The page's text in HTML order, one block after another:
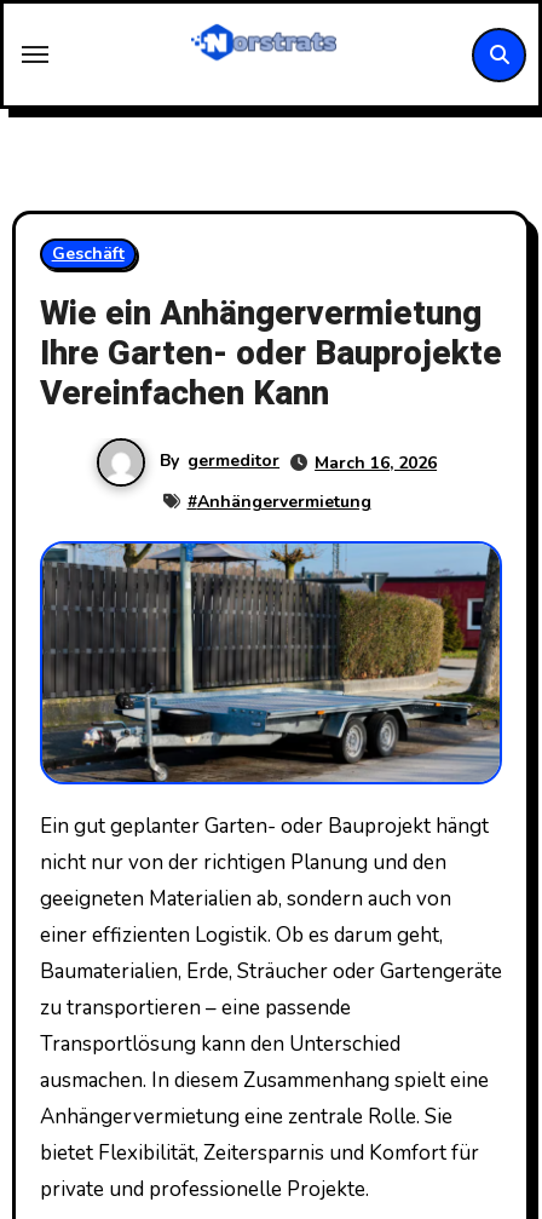
Geschäft
Wie ein Anhängervermietung
Ihre Garten- oder Bauprojekte
Vereinfachen Kann
By germeditor
March 16, 2026
#Anhängervermietung
Ein gut geplanter Garten- oder Bauprojekt hängt
nicht nur von der richtigen Planung und den
geeigneten Materialien ab, sondern auch von
einer effizienten Logistik. Ob es darum geht,
Baumaterialien, Erde, Sträucher oder Gartengeräte
zu transportieren – eine passende
Transportlösung kann den Unterschied
ausmachen. In diesem Zusammenhang spielt eine
Anhängervermietung eine zentrale Rolle. Sie
bietet Flexibilität, Zeitersparnis und Komfort für
private und professionelle Projekte.